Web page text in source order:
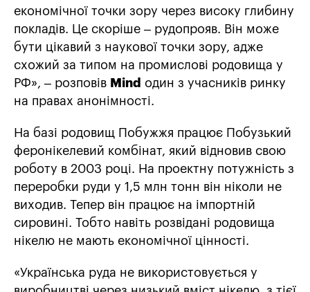
економічної точки зору через високу глибину
покладів. Це скоріше – рудопрояв. Він може
бути цікавий з наукової точки зору, адже
схожий за типом на промислові родовища у
РФ», – розповів Mind один з учасників ринку
на правах анонімності.
На базі родовищ Побужжя працює Побузький
феронікелевий комбінат, який відновив свою
роботу в 2003 році. На проектну потужність з
переробки руди у 1,5 млн тонн він ніколи не
виходив. Тепер він працює на імпортній
сировині. Тобто навіть розвідані родовища
нікелю не мають економічної цінності.
«Українська руда не використовується у